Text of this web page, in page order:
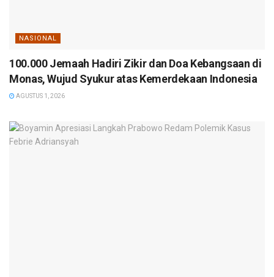
NASIONAL
100.000 Jemaah Hadiri Zikir dan Doa Kebangsaan di
Monas, Wujud Syukur atas Kemerdekaan Indonesia
AGUSTUS 1, 2026